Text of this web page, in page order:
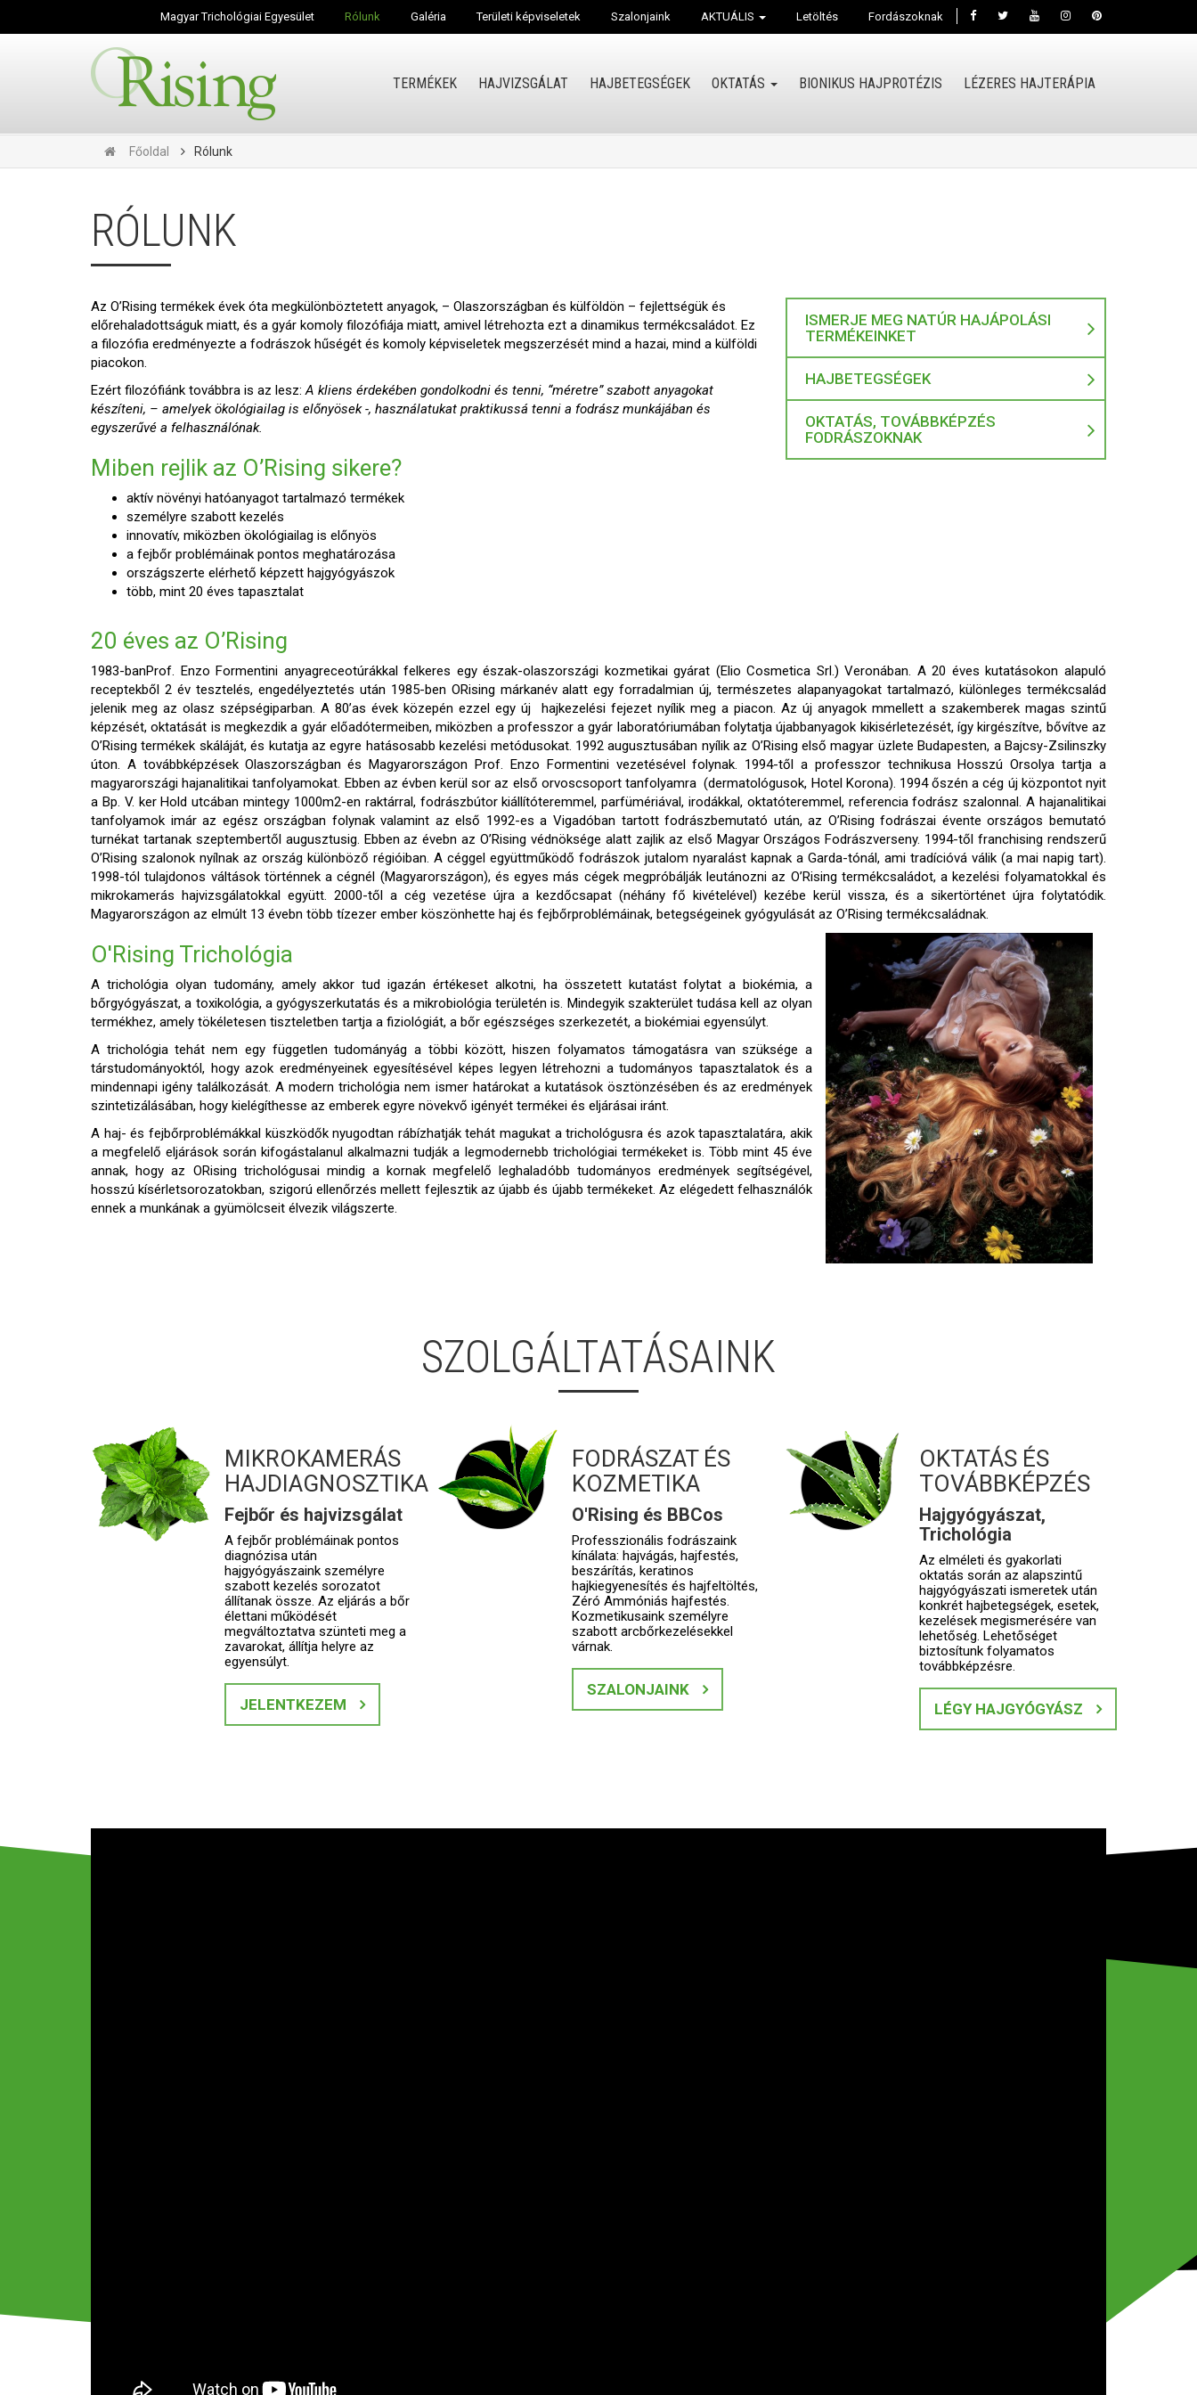
Magyar Trichológiai Egyesület Rólunk Galéria Területi képviseletek Szalonjaink AKTUÁLIS Letöltés Fordászoknak
TERMÉKEK HAJVIZSGÁLAT HAJBETEGSÉGEK OKTATÁS BIONIKUS HAJPROTÉZIS LÉZERES HAJTERÁPIA
Főoldal Rólunk
RÓLUNK
Az O’Rising termékek évek óta megkülönböztetett anyagok, – Olaszországban és külföldön – fejlettségük és
előrehaladottságuk miatt, és a gyár komoly filozófiája miatt, amivel létrehozta ezt a dinamikus termékcsaládot. Ez
a filozófia eredményezte a fodrászok hűségét és komoly képviseletek megszerzését mind a hazai, mind a külföldi
piacokon.
Ezért filozófiánk továbbra is az lesz:A kliens érdekében gondolkodni és tenni, “méretre” szabott anyagokat
készíteni, – amelyek ökológiailag is előnyösek -, használatukat praktikussá tenni a fodrász munkájában és
egyszerűvé a felhasználónak.
Miben rejlik az O’Rising sikere?
aktív növényi hatóanyagot tartalmazó termékek
személyre szabott kezelés
innovatív, miközben ökológiailag is előnyös
a fejbőr problémáinak pontos meghatározása
országszerte elérhető képzett hajgyógyászok
több, mint 20 éves tapasztalat
ISMERJE MEG NATÚR HAJÁPOLÁSI
TERMÉKEINKET
HAJBETEGSÉGEK
OKTATÁS, TOVÁBBKÉPZÉS
FODRÁSZOKNAK
20 éves az O’Rising
1983-banProf. Enzo Formentini anyagreceotúrákkal felkeres egy észak-olaszországi kozmetikai gyárat (Elio Cosmetica Srl.) Veronában. A 20 éves kutatásokon alapuló
receptekből 2 év tesztelés, engedélyeztetés után 1985-ben ORising márkanév alatt egy forradalmian új, természetes alapanyagokat tartalmazó, különleges termékcsalád
jelenik meg az olasz szépségiparban. A 80’as évek közepén ezzel egy új hajkezelési fejezet nyílik meg a piacon. Az új anyagok mmellett a szakemberek magas szintű
képzését, oktatását is megkezdik a gyár előadótermeiben, miközben a professzor a gyár laboratóriumában folytatja újabbanyagok kikisérletezését, így kirgészítve, bővítve az
O’Rising termékek skáláját, és kutatja az egyre hatásosabb kezelési metódusokat. 1992 augusztusában nyílik az O’Rising első magyar üzlete Budapesten, a Bajcsy-Zsilinszky
úton. A továbbképzések Olaszországban és Magyarországon Prof. Enzo Formentini vezetésével folynak. 1994-től a professzor technikusa Hosszú Orsolya tartja a
magyarországi hajanalitikai tanfolyamokat. Ebben az évben kerül sor az első orvoscsoport tanfolyamra (dermatológusok, Hotel Korona). 1994 őszén a cég új központot nyit
a Bp. V. ker Hold utcában mintegy 1000m2-en raktárral, fodrászbútor kiállítóteremmel, parfümériával, irodákkal, oktatóteremmel, referencia fodrász szalonnal. A hajanalitikai
tanfolyamok imár az egész országban folynak valamint az első 1992-es a Vigadóban tartott fodrászbemutató után, az O’Rising fodrászai évente országos bemutató
turnékat tartanak szeptembertől augusztusig. Ebben az évebn az O’Rising védnöksége alatt zajlik az első Magyar Országos Fodrászverseny. 1994-től franchising rendszerű
O’Rising szalonok nyílnak az ország különböző régióiban. A céggel együttműködő fodrászok jutalom nyaralást kapnak a Garda-tónál, ami tradícióvá válik (a mai napig tart).
1998-tól tulajdonos váltások történnek a cégnél (Magyarországon), és egyes más cégek megpróbálják leutánozni az O’Rising termékcsaládot, a kezelési folyamatokkal és
mikrokamerás hajvizsgálatokkal együtt. 2000-től a cég vezetése újra a kezdőcsapat (néhány fő kivételével) kezébe kerül vissza, és a sikertörténet újra folytatódik.
Magyarországon az elmúlt 13 évebn több tízezer ember köszönhette haj és fejbőrproblémáinak, betegségeinek gyógyulását az O’Rising termékcsaládnak.
O'Rising Trichológia
A trichológia olyan tudomány, amely akkor tud igazán értékeset alkotni, ha összetett kutatást folytat a biokémia, a
bőrgyógyászat, a toxikológia, a gyógyszerkutatás és a mikrobiológia területén is. Mindegyik szakterület tudása kell az olyan
termékhez, amely tökéletesen tiszteletben tartja a fiziológiát, a bőr egészséges szerkezetét, a biokémiai egyensúlyt.
A trichológia tehát nem egy független tudományág a többi között, hiszen folyamatos támogatásra van szüksége a
társtudományoktól, hogy azok eredményeinek egyesítésével képes legyen létrehozni a tudományos tapasztalatok és a
mindennapi igény találkozását. A modern trichológia nem ismer határokat a kutatások ösztönzésében és az eredmények
szintetizálásában, hogy kielégíthesse az emberek egyre növekvő igényét termékei és eljárásai iránt.
A haj- és fejbőrproblémákkal küszködők nyugodtan rábízhatják tehát magukat a trichológusra és azok tapasztalatára, akik
a megfelelő eljárások során kifogástalanul alkalmazni tudják a legmodernebb trichológiai termékeket is. Több mint 45 éve
annak, hogy az ORising trichológusai mindig a kornak megfelelő leghaladóbb tudományos eredmények segítségével,
hosszú kísérletsorozatokban, szigorú ellenőrzés mellett fejlesztik az újabb és újabb termékeket. Az elégedett felhasználók
ennek a munkának a gyümölcseit élvezik világszerte.
SZOLGÁLTATÁSAINK
MIKROKAMERÁS
HAJDIAGNOSZTIKA
Fejbőr és hajvizsgálat
A fejbőr problémáinak pontos
diagnózisa után
hajgyógyászaink személyre
szabott kezelés sorozatot
állítanak össze. Az eljárás a bőr
élettani működését
megváltoztatva szünteti meg a
zavarokat, állítja helyre az
egyensúlyt.
JELENTKEZEM
FODRÁSZAT ÉS
KOZMETIKA
O'Rising és BBCos
Professzionális fodrászaink
kínálata: hajvágás, hajfestés,
beszárítás, keratinos
hajkiegyenesítés és hajfeltöltés,
Zéró Ammóniás hajfestés.
Kozmetikusaink személyre
szabott arcbőrkezelésekkel
várnak.
SZALONJAINK
OKTATÁS ÉS
TOVÁBBKÉPZÉS
Hajgyógyászat,
Trichológia
Az elméleti és gyakorlati
oktatás során az alapszintű
hajgyógyászati ismeretek után
konkrét hajbetegségek, esetek,
kezelések megismerésére van
lehetőség. Lehetőséget
biztosítunk folyamatos
továbbképzésre.
LÉGY HAJGYÓGYÁSZ